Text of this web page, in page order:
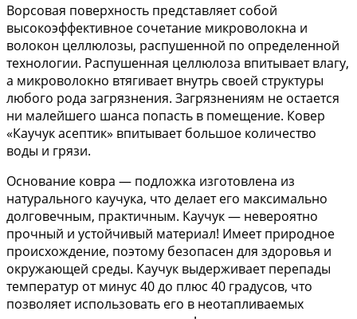
Ворсовая поверхность представляет собой
высокоэффективное сочетание микроволокна и
волокон целлюлозы, распушенной по определенной
технологии. Распушенная целлюлоза впитывает влагу,
а микроволокно втягивает внутрь своей структуры
любого рода загрязнения. Загрязнениям не остается
ни малейшего шанса попасть в помещение. Ковер
«Каучук асептик» впитывает большое количество
воды и грязи.
Основание ковра — подложка изготовлена из
натурального каучука, что делает его максимально
долговечным, практичным. Каучук — невероятно
прочный и устойчивый материал! Имеет природное
происхождение, поэтому безопасен для здоровья и
окружающей среды. Каучук выдерживает перепады
температур от минус 40 до плюс 40 градусов, что
позволяет использовать его в неотапливаемых